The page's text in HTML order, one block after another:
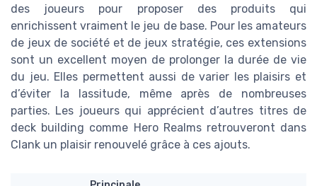
des joueurs pour proposer des produits qui
enrichissent vraiment le jeu de base. Pour les amateurs
de jeux de société et de jeux stratégie, ces extensions
sont un excellent moyen de prolonger la durée de vie
du jeu. Elles permettent aussi de varier les plaisirs et
d’éviter la lassitude, même après de nombreuses
parties. Les joueurs qui apprécient d’autres titres de
deck building comme Hero Realms retrouveront dans
Clank un plaisir renouvelé grâce à ces ajouts.